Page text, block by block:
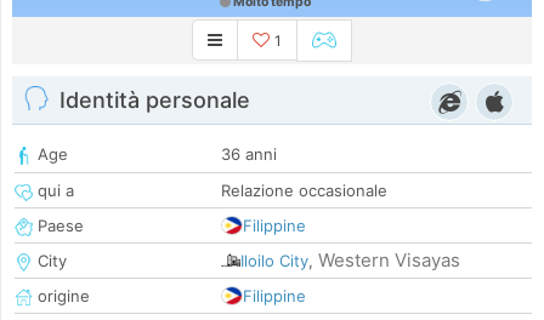
1
Identità personale
Age
36 anni
qui a
Relazione occasionale
Paese
Filippine
City
Iloilo City, Western Visayas
origine
Filippine